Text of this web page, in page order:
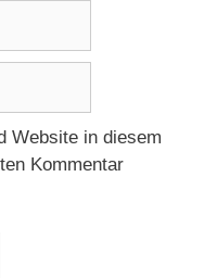
Website in diesem
Kommentar